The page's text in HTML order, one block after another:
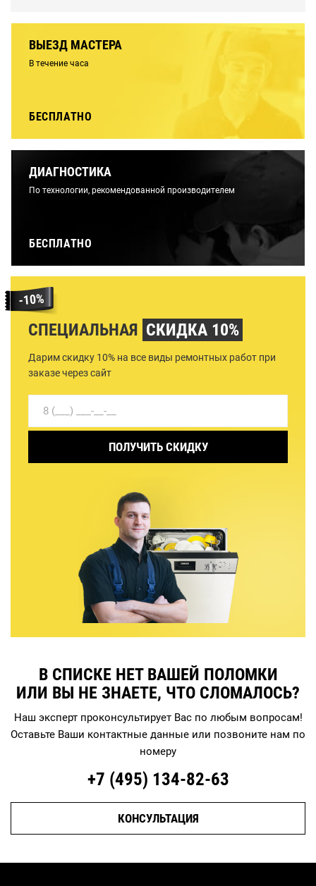
ВЫЕЗД МАСТЕРА
В течение часа
БЕСПЛАТНО
ДИАГНОСТИКА
По технологии, рекомендованной производителем
БЕСПЛАТНО
СПЕЦИАЛЬНАЯ СКИДКА 10%
Дарим скидку 10% на все виды ремонтных работ при
заказе через сайт
ПОЛУЧИТЬ СКИДКУ
В СПИСКЕ НЕТ ВАШЕЙ ПОЛОМКИ
ИЛИ ВЫ НЕ ЗНАЕТЕ, ЧТО СЛОМАЛОСЬ?
Наш эксперт проконсультирует Вас по любым вопросам!
Оставьте Ваши контактные данные или позвоните нам по
номеру
+7 (495) 134-82-63
КОНСУЛЬТАЦИЯ